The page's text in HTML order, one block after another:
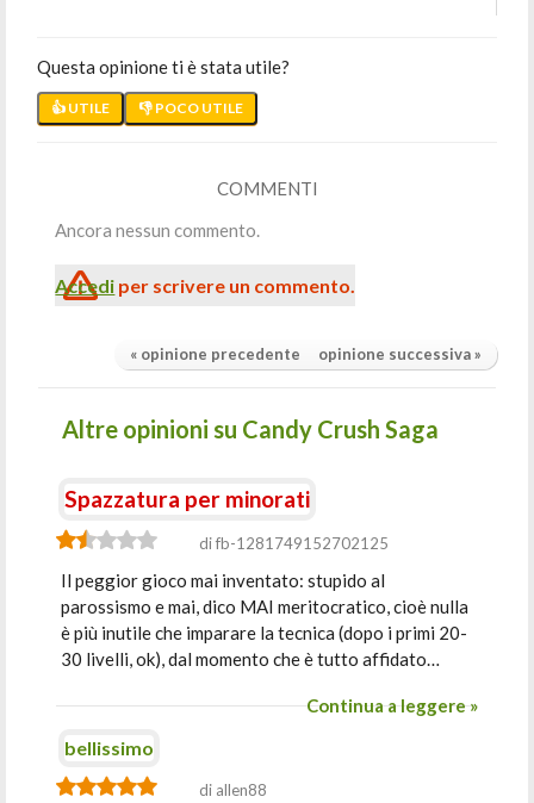
Questa opinione ti è stata utile?
👍 UTILE 👎 POCO UTILE
COMMENTI
Ancora nessun commento.
Accedi per scrivere un commento.
« opinione precedente opinione successiva »
Altre opinioni su Candy Crush Saga
Spazzatura per minorati
di fb-1281749152702125
Il peggior gioco mai inventato: stupido al
parossismo e mai, dico MAI meritocratico, cioè nulla
è più inutile che imparare la tecnica (dopo i primi 20-
30 livelli, ok), dal momento che è tutto affidato…
Continua a leggere »
bellissimo
di allen88